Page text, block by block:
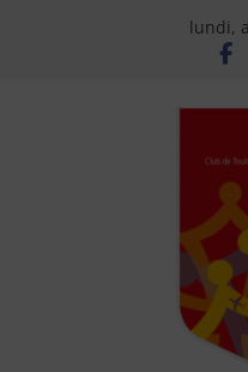
lundi,